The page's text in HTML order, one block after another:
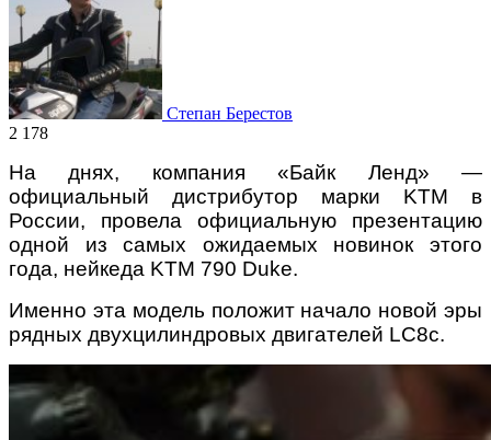
Степан Берестов
2 178
На днях, компания «Байк Ленд» —
официальный дистрибутор марки KTM в
России, провела официальную презентацию
одной из самых ожидаемых новинок этого
года, нейкеда KTM 790 Duke.
Именно эта модель положит начало новой эры
рядных двухцилиндровых двигателей LC8с.